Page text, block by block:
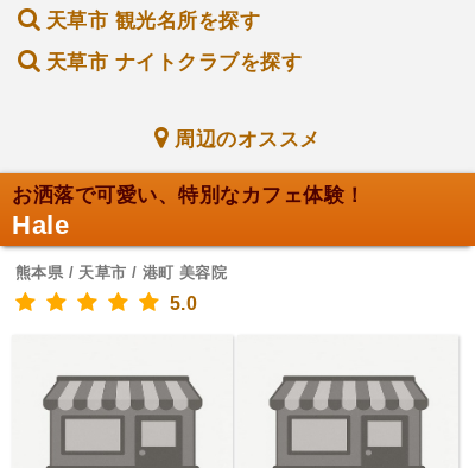
天草市 観光名所を探す
天草市 ナイトクラブを探す
周辺のオススメ
お洒落で可愛い、特別なカフェ体験！
Hale
熊本県 / 天草市 / 港町 美容院
5.0